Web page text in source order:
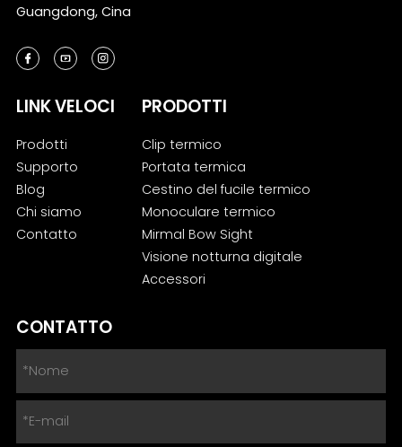
Guangdong, Cina
LINK VELOCI
Prodotti
Supporto
Blog
Chi siamo
Contatto
PRODOTTI
Clip termico
Portata termica
Cestino del fucile termico
Monoculare termico
Mirmal Bow Sight
Visione notturna digitale
Accessori
CONTATTO